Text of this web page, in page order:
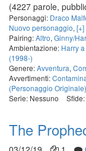
(4227 parole,
Personaggi: Draco
Nuovo personaggio, [+]
Pairing:Altro, Ginny/
Ambientazione: Harry
(1998-)
Genere:Avventura,
Avvertimenti:
(Personaggio Originale)
Serie: Nessuno
The